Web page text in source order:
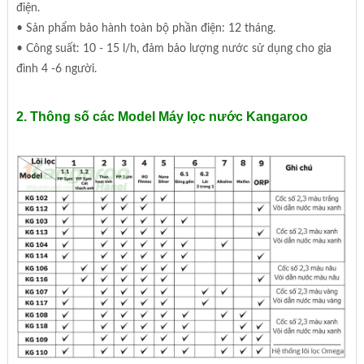
điện.
• Sản phẩm bảo hành toàn bộ phần điện: 12 tháng.
• Công suất: 10 - 15 l/h, đảm bảo lượng nước sử dụng cho gia
đình 4 -6 người.
2. Thông số các Model Máy lọc nước Kangaroo